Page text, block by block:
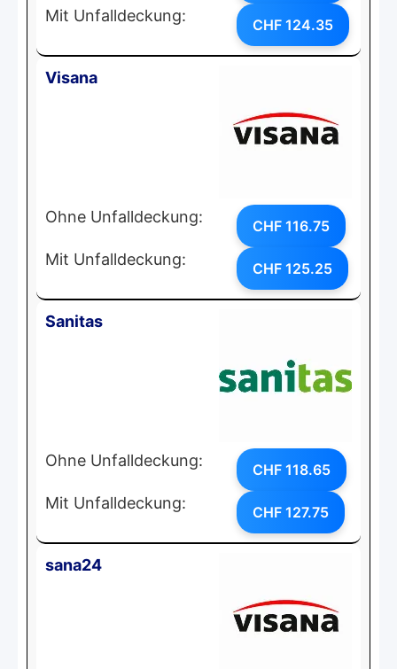
Mit Unfalldeckung: CHF 124.35
Visana
Ohne Unfalldeckung: CHF 116.75
Mit Unfalldeckung: CHF 125.25
Sanitas
Ohne Unfalldeckung: CHF 118.65
Mit Unfalldeckung: CHF 127.75
sana24